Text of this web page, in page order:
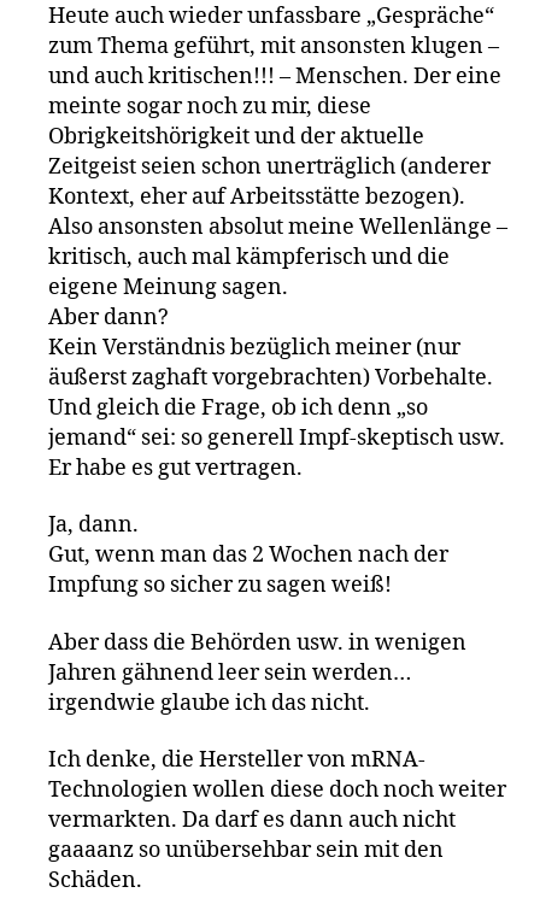
Heute auch wieder unfassbare „Gespräche“
zum Thema geführt, mit ansonsten klugen –
und auch kritischen!!! – Menschen. Der eine
meinte sogar noch zu mir, diese
Obrigkeitshörigkeit und der aktuelle
Zeitgeist seien schon unerträglich (anderer
Kontext, eher auf Arbeitsstätte bezogen).
Also ansonsten absolut meine Wellenlänge –
kritisch, auch mal kämpferisch und die
eigene Meinung sagen.
Aber dann?
Kein Verständnis bezüglich meiner (nur
äußerst zaghaft vorgebrachten) Vorbehalte.
Und gleich die Frage, ob ich denn „so
jemand“ sei: so generell Impf-skeptisch usw.
Er habe es gut vertragen.
Ja, dann.
Gut, wenn man das 2 Wochen nach der
Impfung so sicher zu sagen weiß!
Aber dass die Behörden usw. in wenigen
Jahren gähnend leer sein werden…
irgendwie glaube ich das nicht.
Ich denke, die Hersteller von mRNA-
Technologien wollen diese doch noch weiter
vermarkten. Da darf es dann auch nicht
gaaaanz so unübersehbar sein mit den
Schäden.